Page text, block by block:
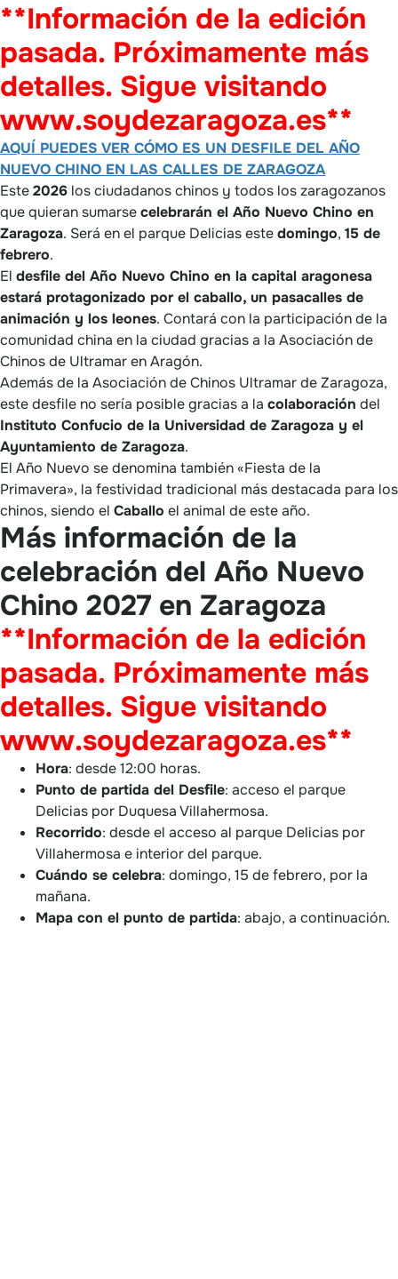
**Información de la edición
pasada. Próximamente más
detalles. Sigue visitando
www.soydezaragoza.es**
AQUÍ PUEDES VER CÓMO ES UN DESFILE DEL AÑO
NUEVO CHINO EN LAS CALLES DE ZARAGOZA
Este2026 los ciudadanos chinos y todos los zaragozanos
que quieran sumarsecelebrarán el Año Nuevo Chino en
Zaragoza. Será en el parque Delicias estedomingo, 15 de
febrero.
El desfile del Año Nuevo Chino en la capital aragonesa
estará protagonizado por el caballo, un pasacalles de
animación y los leones. Contará con la participación de la
comunidad china en la ciudad gracias a la Asociación de
Chinos de Ultramar en Aragón.
Además de la Asociación de Chinos Ultramar de Zaragoza,
este desfile no sería posible gracias a la colaboración del
Instituto Confucio de la Universidad de Zaragoza y el
Ayuntamiento de Zaragoza.
El Año Nuevo se denomina también «Fiesta de la
Primavera», la festividad tradicional más destacada para los
chinos, siendo el Caballo el animal de este año.
Más información de la
celebración del Año Nuevo
Chino 2027 en Zaragoza
**Información de la edición
pasada. Próximamente más
detalles. Sigue visitando
www.soydezaragoza.es**
Hora: desde 12:00 horas.
Punto de partida del Desfile: acceso el parque
Delicias por Duquesa Villahermosa.
Recorrido: desde el acceso al parque Delicias por
Villahermosa e interior del parque.
Cuándo se celebra: domingo, 15 de febrero, por la
mañana.
Mapa con el punto de partida: abajo, a continuación.